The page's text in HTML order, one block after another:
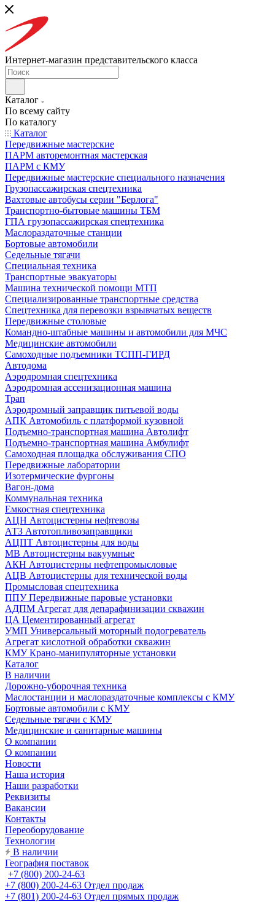
Интернет-магазин представительского класса
Каталог
По всему сайту
По каталогу
Каталог
Передвижные мастерские
ПАРМ авторемонтная мастерская
ПАРМ с КМУ
Передвижные мастерские специального назначения
Грузопассажирская спецтехника
Вахтовые автобусы серии "Берлога"
Транспортно-бытовые машины ТБМ
ГПА грузопассажирская спецтехника
Маслораздаточные станции
Бортовые автомобили
Седельные тягачи
Специальная техника
Транспортные эвакуаторы
Машина технической помощи МТП
Специализированные транспортные средства
Спецтехника для перевозки взрывчатых веществ
Передвижные столовые
Командно-штабные машины и автомобили для МЧС
Медицинские автомобили
Самоходные подъемники ТСПП-ГИРД
Автодома
Аэродромная спецтехника
Аэродромная ассенизационная машина
Трап
Аэродромный заправщик питьевой воды
АПК Автомобиль с платформой кузовной
Подъемно-транспортная машина Автолифт
Подъемно-транспортная машина Амбулифт
Самоходная площадка обслуживания СПО
Передвижные лаборатории
Изотермические фургоны
Вагон-дома
Коммунальная техника
Емкостная спецтехника
АЦН Автоцистерны нефтевозы
АТЗ Автотопливозаправщики
АЦПТ Автоцистерны для воды
МВ Автоцистерны вакуумные
АКН Автоцистерны нефтепромысловые
АЦВ Автоцистерны для технической воды
Промысловая спецтехника
ППУ Передвижные паровые установки
АДПМ Агрегат для депарафинизации скважин
ЦА Цементированный агрегат
УМП Универсальный моторный подогреватель
Агрегат кислотной обработки скважин
КМУ Крано-манипуляторные установки
Каталог
В наличии
Дорожно-уборочная техника
Маслостанции и маслораздаточные комплексы с КМУ
Бортовые автомобили с КМУ
Седельные тягачи с КМУ
Медицинские и санитарные машины
О компании
О компании
Новости
Наша история
Наши разработки
Реквизиты
Вакансии
Контакты
Переоборудование
Технологии
В наличии
География поставок
+7 (800) 200-24-63
+7 (800) 200-24-63 Отдел продаж
+7 (801) 200-24-63 Отдел прямых продаж